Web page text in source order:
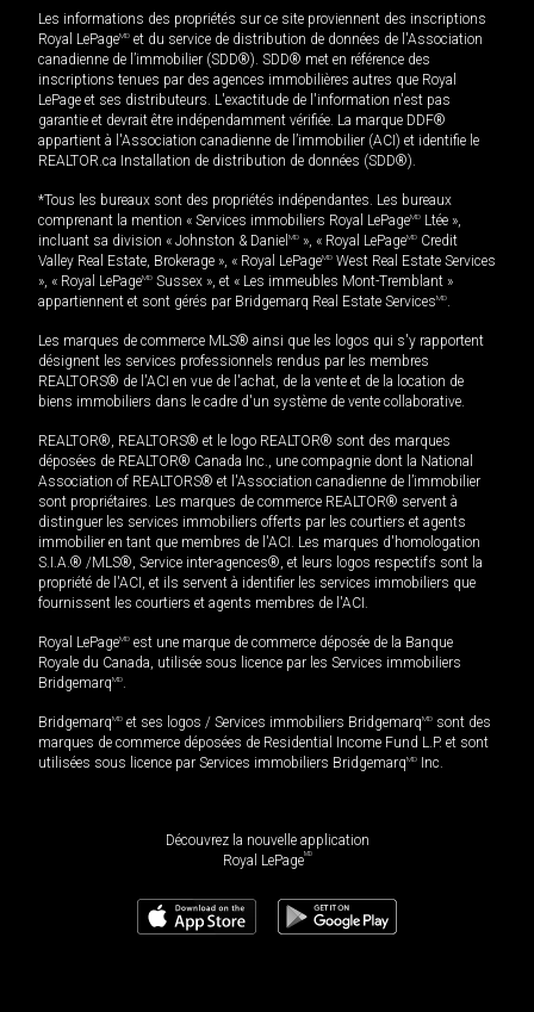
Les informations des propriétés sur ce site proviennent des inscriptions
Royal LePageMD et du service de distribution de données de l'Association
canadienne de l’immobilier (SDD®). SDD® met en référence des
inscriptions tenues par des agences immobilières autres que Royal
LePage et ses distributeurs. L'exactitude de l'information n'est pas
garantie et devrait être indépendamment vérifiée. La marque DDF®
appartient à l'Association canadienne de l’immobilier (ACI) et identifie le
REALTOR.ca Installation de distribution de données (SDD®).
*Tous les bureaux sont des propriétés indépendantes. Les bureaux
comprenant la mention « Services immobiliers Royal LePageMD Ltée »,
incluant sa division « Johnston & Daniel MD », « Royal LePageMD Credit
Valley Real Estate, Brokerage », « Royal LePageMD West Real Estate Services
», « Royal LePageMD Sussex », et « Les immeubles Mont-Tremblant »
appartiennent et sont gérés par Bridgemarq Real Estate ServicesMD.
Les marques de commerce MLS® ainsi que les logos qui s'y rapportent
désignent les services professionnels rendus par les membres
REALTORS® de l'ACI en vue de l'achat, de la vente et de la location de
biens immobiliers dans le cadre d'un système de vente collaborative.
REALTOR®, REALTORS® et le logo REALTOR® sont des marques
déposées de REALTOR® Canada Inc., une compagnie dont la National
Association of REALTORS® et l'Association canadienne de l’immobilier
sont propriétaires. Les marques de commerce REALTOR® servent à
distinguer les services immobiliers offerts par les courtiers et agents
immobilier en tant que membres de l'ACI. Les marques d'homologation
S.I.A.® /MLS®, Service inter-agences®, et leurs logos respectifs sont la
propriété de l'ACI, et ils servent à identifier les services immobiliers que
fournissent les courtiers et agents membres de l'ACI.
Royal LePageMD est une marque de commerce déposée de la Banque
Royale du Canada, utilisée sous licence par les Services immobiliers
BridgemarqMD.
BridgemarqMD et ses logos / Services immobiliers BridgemarqMD sont des
marques de commerce déposées de Residential Income Fund L.P. et sont
utilisées sous licence par Services immobiliers BridgemarqMD Inc.
Découvrez la nouvelle application
Royal LePageMD